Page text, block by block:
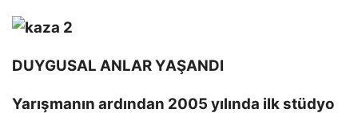
DUYGUSAL ANLAR YAŞANDI
Yarışmanın ardından 2005 yılında ilk stüdyo